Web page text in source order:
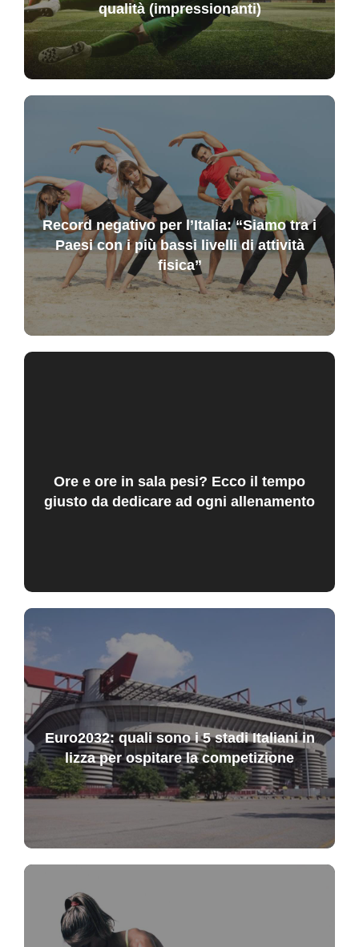
qualità (impressionanti)
Record negativo per l’Italia: “Siamo tra i
Paesi con i più bassi livelli di attività
fisica”
Ore e ore in sala pesi? Ecco il tempo
giusto da dedicare ad ogni allenamento
Euro2032: quali sono i 5 stadi Italiani in
lizza per ospitare la competizione